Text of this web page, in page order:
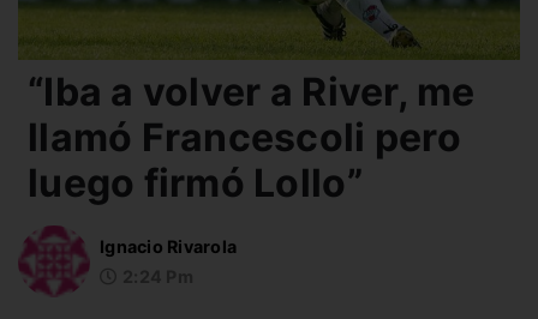
“Iba a volver a River, me
llamó Francescoli pero
luego firmó Lollo”
Ignacio Rivarola